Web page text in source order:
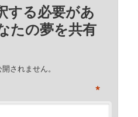
する必要があ
たの夢を共有
されません。
*